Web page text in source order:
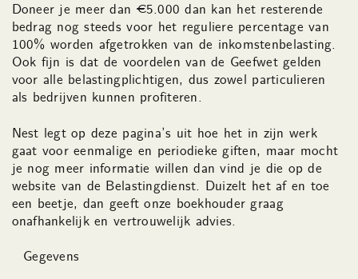
Doneer je meer dan €5.000 dan kan het resterende
bedrag nog steeds voor het reguliere percentage van
100% worden afgetrokken van de inkomstenbelasting.
Ook fijn is dat de voordelen van de Geefwet gelden
voor alle belastingplichtigen, dus zowel particulieren
als bedrijven kunnen profiteren.
Nest legt op deze pagina’s uit hoe het in zijn werk
gaat voor eenmalige en periodieke giften, maar mocht
je nog meer informatie willen dan vind je die op de
website van de Belastingdienst. Duizelt het af en toe
een beetje, dan geeft onze boekhouder graag
onafhankelijk en vertrouwelijk advies.
Gegevens